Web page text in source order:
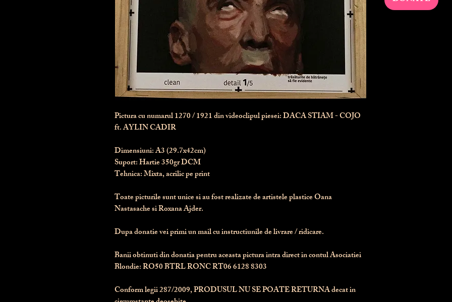
Pictura cu numarul1270/ 1921 din videoclipul piesei: DACA STIAM - COJO
ft. AYLIN CADIR
Dimensiuni: A3 (29.7x42cm)
Suport: Hartie 350gr DCM
Tehnica: Mixta, acrilic pe print
Toate picturile sunt unice si au fost realizate de artistele plastice Oana
Nastasache si Roxana Ajder.
Dupa donatie vei primi un mail cu instructiunile de livrare / ridicare.
Banii obtinuti din donatia pentru aceasta pictura intra direct in contul Asociatiei
Blondie: RO50 BTRL RONC RT06 6128 8303
Conform legii 287/2009, PRODUSUL NU SE POATE RETURNA decat in